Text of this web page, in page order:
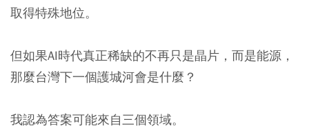
取得特殊地位。
但如果AI時代真正稀缺的不再只是晶⽚，而是能源，
那麼台灣下一個護城河會是什麼？
我認為答案可能來自三個領域。